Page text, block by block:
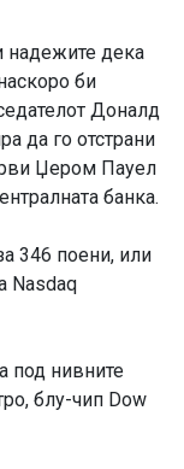
надежите дека
би
Доналд
да го отстрани
Џером Пауел
банка.
346 поени, или
Nasdaq
под нивните
блу-чип Dow